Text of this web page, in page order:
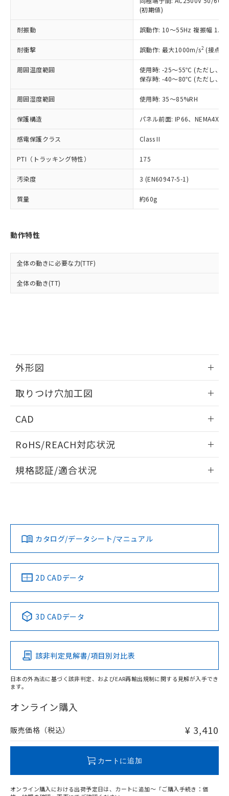
(初期値)
耐振動 誤動作: 10～55Hz 複振幅
耐衝撃 誤動作: 最大1000m/s2 (接点
周囲温度範囲
使用時: -25～55℃ (ただし、氷
保存時: -40～80℃ (ただし、氷
周囲湿度範囲 使用時: 35～85%RH
保護構造 パネル前面: IP66、NEMA4X,
感電保護クラス Class II
PTI（トラッキング特性） 175
汚染度 3 (EN60947-5-1)
質量 約60g
動作特性
全体の動きに必要な力(TTF)
全体の動き(TT)
外形図
取りつけ穴加工図
CAD
ドすることができます。
ログイン/会員登録
ダウンロードデータをご利用いただく前に、以下を必ずお読
みください。
ソフトウェアの使用条件
RoHS/REACH対応状況
EU RoHS 注意事項・凡例
対応済み
中国 RoHS 注意事項・凡例
Pb Hg Cd Cr(VI)
O
在庫等で未対応品が混在する可能性があります。
問い合わせください。
規格認証/適合状況
カタログ/データシート/マニュアル
2D CADデータ
3D CADデータ
該非判定見解書/項目別対比表
日本の外為法に基づく該非判定、およびEAR再輸出規制に関する見解が入手でき
ます。
オンライン購入
販売価格（税込） ¥ 3,410
カートに追加
オンライン購入における出荷予定日は、カートに追加～「ご購入手続き：価
在庫状況および標準価格照会結果は、
記載している更新日時点での社内デー
タに基づき作成されるものであり、閲
覧された時点での実際の在庫および標
準価格とは異なる場合があることをご
正式な納期状況および標準価格はお客
様のお取引先、またはお客様担当のオ
ムロン制御機器販売店・当社販売員に
オムロン制御機器販売店や当社販売拠
販売ネットワーク
」をご確認
在庫状況および標準価格結果を当社の
事前の承諾なく第三者に漏洩または開
示しないようお願いします。
マイパーツ機能（部品リスト作成サー
ビス）をご利用いただくには、I-Web
メンバーズにご登録されている必要が
あります。
品・サービスに関するお客様との取
引・商談に必要な範囲で利用すること
※当社の共同利用者とは、
の共同利用に関して"
の「1.共同利
鉛(Pb) 1000ppm以下、 水銀(Hg) 1000ppm以下、 カド
類(PBB) 1000ppm以下、ポリ臭化ジフェニルエーテル類
(PBDE) 1000ppm以下、フタル酸ビス(2-エチルヘキシ
ル) (DEHP)(別名：DOP) 1000ppm以下、フタル酸ブチ
ルベンジル（BBP） 1000ppm以下、フタル酸ジブチル
（DBP） 1000ppm以下、フタル酸ジイソブチル
但し、RoHS指令で産業用監視および制御機器に対する
図的な使用がないことを確認しています。
部品在庫の切り替え状況などにより、予定
月が前後することがあります。
とができます。
EU RoHS指令（10物質）の非含有証明書
51物質の非含有証明書（当社基準）
荷製品に未対応品が混在することから備考
欄に対応日を記載しておりました。
既に当社にて対応品への在庫切替を完了
していることから、特段のことがない限
り、2022年1月12日より割愛しておりま
*中国RoHS10物質の基準値 (GB/T26572)：
Pb(鉛) :1000ppm、 Hg(水銀) : 1000ppm、 Cd(カドミウ
Cr(Ⅵ)(六価クロム) : 1000ppm、 PBBs(ポリ臭化ビフェ
ニル類) : 1000ppm、 PBDEs(ポリ臭化ジフェニルエーテ
ル類) : 1000ppm、
DBP(フタル酸ジブチル) : 1000ppm、 DIBP(フタル酸ジ
イソブチル) : 1000ppm、 BBP(フタル酸ブチルベンジ
DEHP(フタル酸ビス(2-エチルヘキシル)) : 1000ppm
「ｅ」：有害物質（10物質）のすべてが基
準値以下であることを示します。
「10」：通常の使用状況下において有害物
質が外部に漏えいし、環境に深刻な影響を
及ぼさない年数を意味します。
「－」：未確認です。当社販売部門へお問
（以下｢規制貨物等」という）を輸出
または国外への提供する場合は、日本
国政府の輸出許可(または役務取引許
可)を取得するなどの必要な手続きを
当社は規制貨物を破棄する場合は、完
全に破砕するなど、違法に輸出されな
いよう必要な手段を講じます。
当社は貴社製品を、核兵器、ミサイ
ル、化学兵器、生物兵器またはその他
武器並びにこれらの製造装置等に一切
当社は、貴社製品を第三者に販売する
場合は、上記1、2および3の内容を当
該第三者に通知します。また当社は、
販売先および販売に係わる関係者が違
法に輸出するおそれがある場合は、取
り引きをいたしません。
合意する
一定数以上の在庫あり
一定数には満たないが在庫あり
在庫なし(最新の在庫状況につ
いては、お客様のお取引先、ま
たはお客様担当のオムロン制御
機器販売店・当社販売員にご確
認ください)
受注生産機種、また在庫状況の
情報を公開していない機種